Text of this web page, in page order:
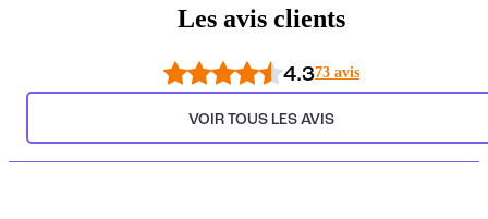
Les avis clients
4.373 avis
VOIR TOUS LES AVIS